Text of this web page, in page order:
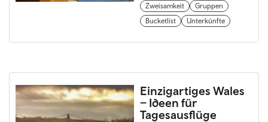
Zweisamkeit
Gruppen
Bucketlist
Unterkünfte
Einzigartiges Wales
– Ideen für
Tagesausflüge